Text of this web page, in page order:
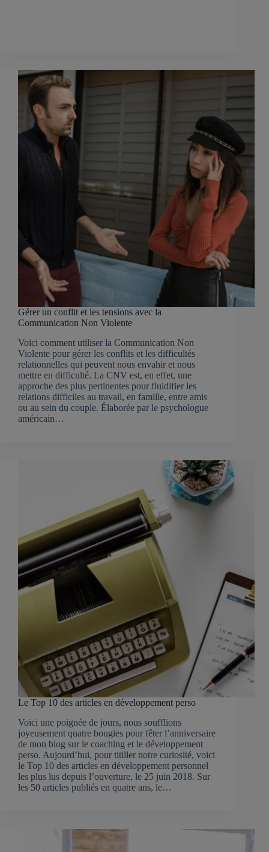
Gérer un conflit et les tensions avec la
Communication Non Violente
Voici comment utiliser la Communication Non
Violente pour gérer les conflits et les difficultés
relationnelles qui peuvent nous envahir et nous
mettre en difficulté. La CNV est, en effet, une
approche des plus pertinentes pour fluidifier les
relations difficiles au travail, en famille, entre amis
ou au sein du couple. Élaborée par le psychologue
américain…
Le Top 10 des articles en développement perso
Voici une poignée de jours, nous soufflions
joyeusement quatre bougies pour fêter l’anniversaire
de mon blog sur le coaching et le développement
perso. Aujourd’hui, pour titiller notre curiosité, voici
le Top 10 des articles en développement personnel
les plus lus depuis l’ouverture, le 25 juin 2018. Sur
les 50 articles publiés en quatre ans, le…